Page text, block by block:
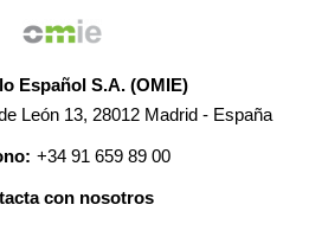
Español S.A. (OMIE)
León 13, 28012 Madrid - España
+34 91 659 89 00
con nosotros